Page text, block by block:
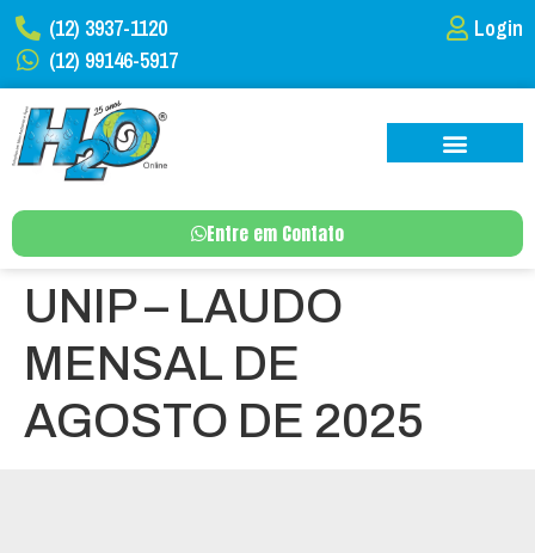
(12) 3937-1120
(12) 99146-5917
Login
Entre em Contato
UNIP – LAUDO
MENSAL DE
AGOSTO DE 2025